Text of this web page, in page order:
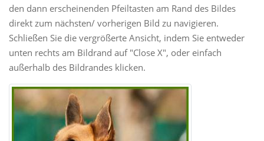
den dann erscheinenden Pfeiltasten am Rand des Bildes
direkt zum nächsten/ vorherigen Bild zu navigieren.
Schließen Sie die vergrößerte Ansicht, indem Sie entweder
unten rechts am Bildrand auf "Close X", oder einfach
außerhalb des Bildrandes klicken.